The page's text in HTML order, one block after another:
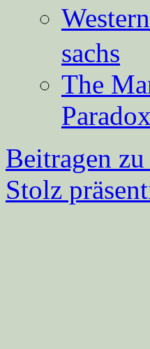
sachs
The
Beitragen
Stolz